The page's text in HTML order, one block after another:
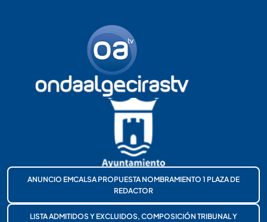
ANUNCIO EMCALSA PROPUESTA NOMBRAMIENTO 1 PLAZA DE
REDACTOR
LISTA ADMITIDOS Y EXCLUIDOS, COMPOSICIÓN TRIBUNAL Y